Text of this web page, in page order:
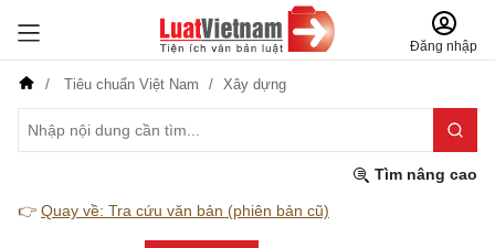
Đăng nhập
Tiêu chuẩn Việt Nam Xây dựng
Tìm nâng cao
👉 Quay về: Tra cứu văn bản (phiên bản cũ)